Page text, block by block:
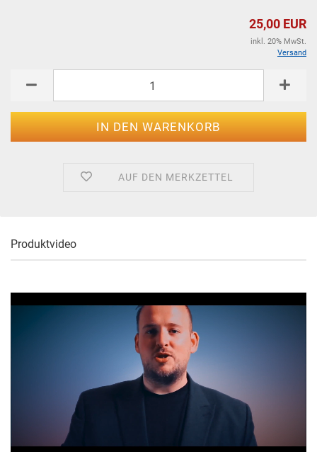
25,00 EUR
inkl. 20% MwSt.
Versand
AUF DEN MERKZETTEL
Produktvideo